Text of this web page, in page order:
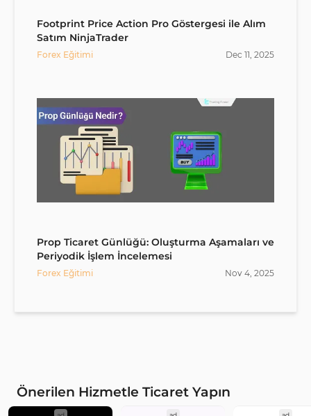
Footprint Price Action Pro Göstergesi ile Alım
Satım NinjaTrader
Forex Eğitimi Dec 11, 2025
Prop Ticaret Günlüğü: Oluşturma Aşamaları ve
Periyodik İşlem İncelemesi
Forex Eğitimi Nov 4, 2025
Önerilen Hizmetle Ticaret Yapın